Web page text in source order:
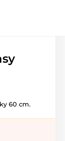
60 cm.